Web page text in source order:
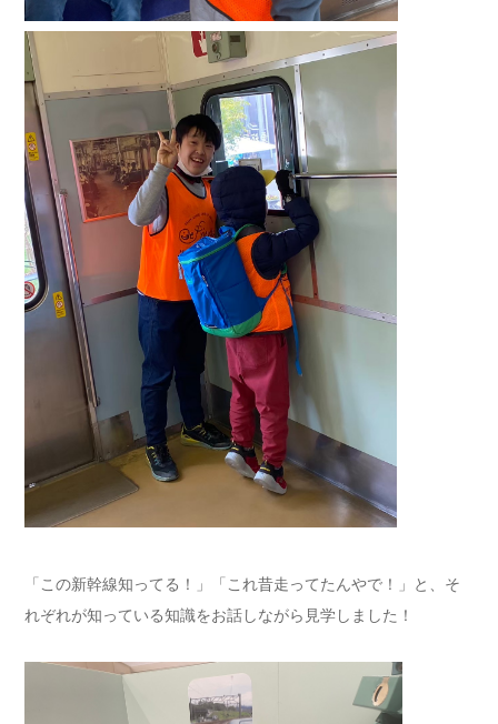
「この新幹線知ってる！」「これ昔走ってたんやで！」と、そ
れぞれが知っている知識をお話しながら見学しました！